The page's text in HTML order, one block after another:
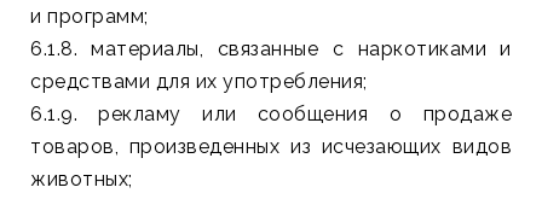
и программ;
6.1.8. материалы, связанные с наркотиками и
средствами для их употребления;
6.1.9. рекламу или сообщения о продаже
товаров, произведенных из исчезающих видов
животных;